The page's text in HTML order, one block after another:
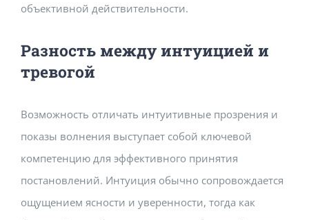
объективной действительности.
Разность между интуицией и
тревогой
Возможность отличать интуитивные прозрения и
показы волнения выступает собой ключевой
компетенцию для эффективного принятия
постановлений. Интуиция обычно сопровождается
ощущением ясности и уверенности, тогда как